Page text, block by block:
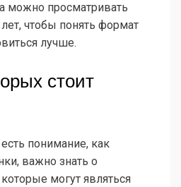
можно просматривать
чтобы понять формат
лучше.
стоит
понимание, как
важно знать о
могут являться